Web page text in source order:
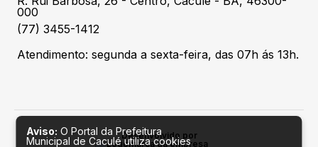
000
(77) 3455-1412
Atendimento: segunda a sexta-feira, das 07h ás 13h.
Desenvolvido por
Aviso: O Portal da Prefeitura
Municipal de Caculé utiliza cookies